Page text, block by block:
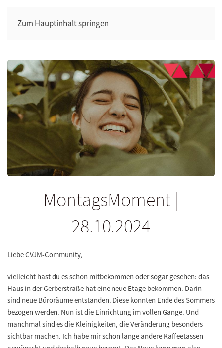
Zum Hauptinhalt springen
MontagsMoment |
28.10.2024
Liebe CVJM-Community,
vielleicht hast du es schon mitbekommen oder sogar gesehen: das
Haus in der Gerberstraße hat eine neue Etage bekommen. Darin
sind neue Büroräume entstanden. Diese konnten Ende des Sommers
bezogen werden. Nun ist die Einrichtung im vollen Gange. Und
manchmal sind es die Kleinigkeiten, die Veränderung besonders
sichtbar machen. Ich habe mir schon lange andere Kaffeetassen